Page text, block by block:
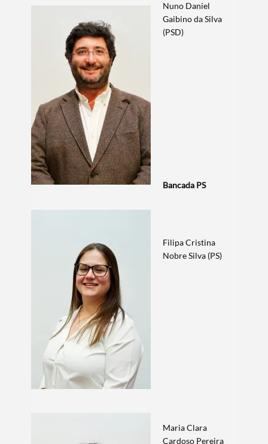
Termo de Pesquisa
Nuno Daniel
Gaibino da Silva
(PSD)
Bancada PS
Filipa Cristina
Nobre Silva (PS)
Maria Clara
Cardoso Pereira